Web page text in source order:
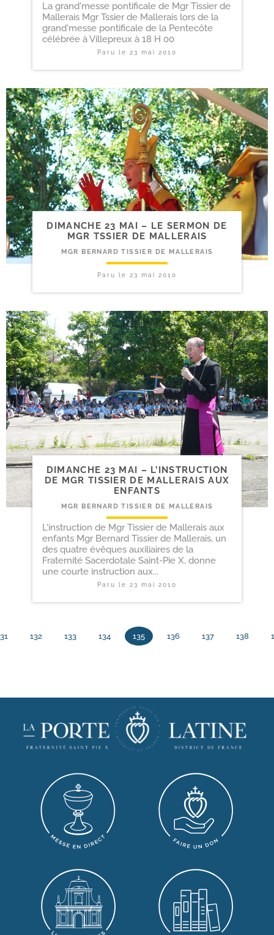
La grand'messe pontificale de Mgr Tissier de
Mallerais Mgr Tssier de Mallerais lors de la
grand'messe pontificale de la Pentecôte
célébrée à Villepreux à 18 H 00
Paru le 23 mai 2010
DIMANCHE 23 MAI – LE SERMON DE
MGR TSSIER DE MALLERAIS
MGR BERNARD TISSIER DE MALLERAIS
Paru le 23 mai 2010
DIMANCHE 23 MAI – L’INSTRUCTION
DE MGR TISSIER DE MALLERAIS AUX
ENFANTS
MGR BERNARD TISSIER DE MALLERAIS
L'instruction de Mgr Tissier de Mallerais aux
enfants Mgr Bernard Tissier de Mallerais, un
des quatre évêques auxiliaires de la
Fraternité Sacerdotale Saint-Pie X, donne
une courte instruction aux...
Paru le 23 mai 2010
132 133 134 135 136 137 138